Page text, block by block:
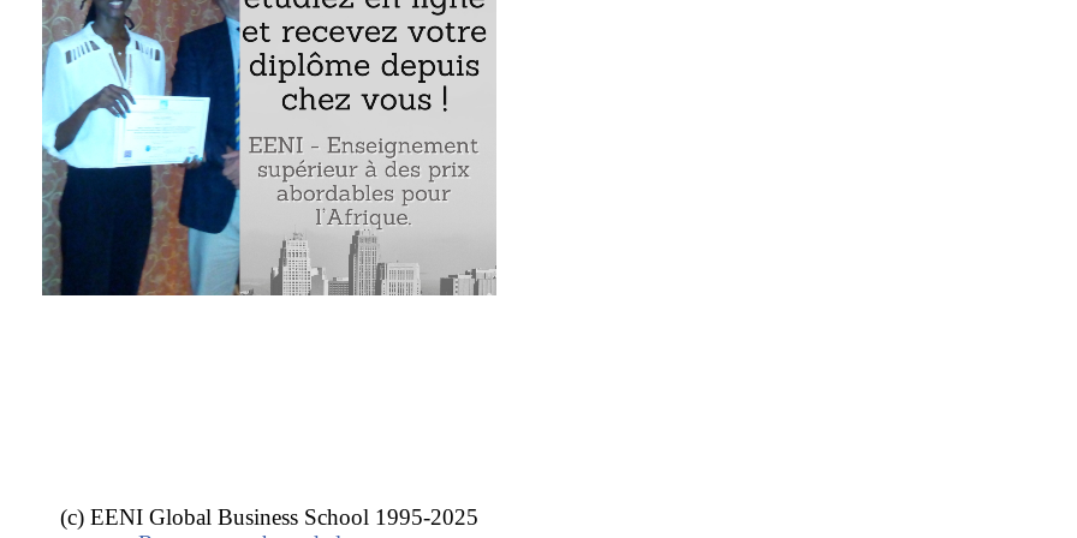
«
Global Business School :
(c) EENI Global Business School 1995-2025